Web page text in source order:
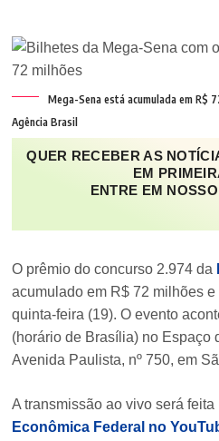
Mega-Sena está acumulada em R$
Agência Brasil
QUER RECEBER AS
EM
ENTRE EM
O prêmio do concurso 2.974 da
acumulado em R$ 72 milhões
quinta-feira (19). O evento
(horário de Brasília) no Espaço
Avenida Paulista, nº 750, em
A transmissão ao vivo será
Econômica Federal no